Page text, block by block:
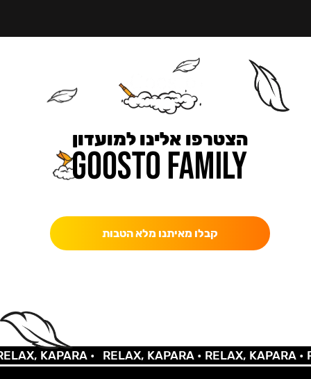
הצטרפו אלינו למועדון
קבלו מאיתנו מלא הטבות
KAPARA • RELAX, KAPARA •RELAX, KAPARA •